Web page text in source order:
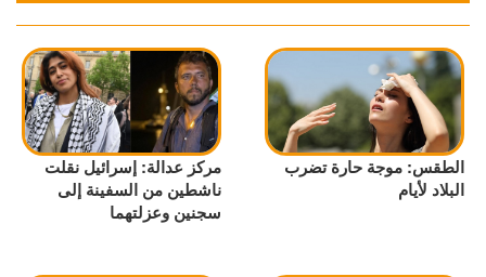
الطقس: موجة حارة تضرب
البلاد لأيام
مركز عدالة: إسرائيل نقلت
ناشطين من السفينة إلى
سجنين وعزلتهما